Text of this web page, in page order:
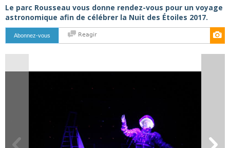
Le parc Rousseau vous donne rendez-vous pour un voyage
astronomique afin de célébrer la Nuit des Étoiles 2017.
Abonnez-vous Reagir